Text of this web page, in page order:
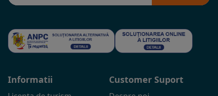
Informatii Customer Suport